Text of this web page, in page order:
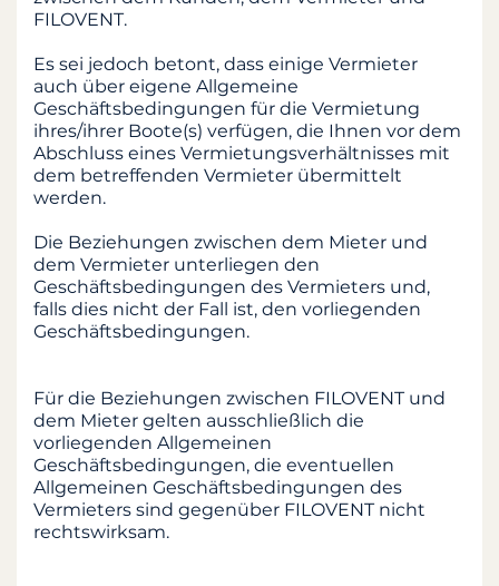
FILOVENT.
Es sei jedoch betont, dass einige Vermieter
auch über eigene Allgemeine
Geschäftsbedingungen für die Vermietung
ihres/ihrer Boote(s) verfügen, die Ihnen vor dem
Abschluss eines Vermietungsverhältnisses mit
dem betreffenden Vermieter übermittelt
werden.
Die Beziehungen zwischen dem Mieter und
dem Vermieter unterliegen den
Geschäftsbedingungen des Vermieters und,
falls dies nicht der Fall ist, den vorliegenden
Geschäftsbedingungen.
Für die Beziehungen zwischen FILOVENT und
dem Mieter gelten ausschließlich die
vorliegenden Allgemeinen
Geschäftsbedingungen, die eventuellen
Allgemeinen Geschäftsbedingungen des
Vermieters sind gegenüber FILOVENT nicht
rechtswirksam.